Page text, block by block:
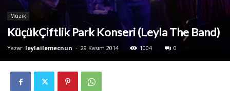
Müzik
KüçükÇiftlik Park Konseri (Leyla The Band)
Yazar leylailemecnun - 29 Kasım 2014 1004 0